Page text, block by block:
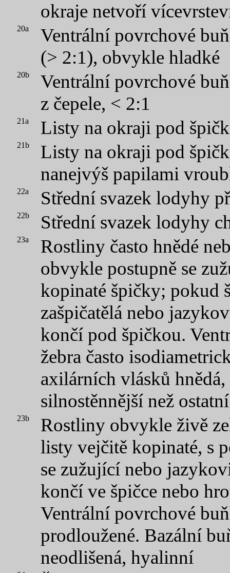
okraje netvoří
20a
Ventrální povrchové
(> 2:1), obvykle hladké
20b
Ventrální povrchové
z čepele, < 2:1
21a Listy na okraji pod
21b
Listy na okraji pod
nanejvýš papilami
22a Střední svazek lodyhy
22b Střední svazek lodyhy
23a
Rostliny často hnědé
obvykle postupně se
kopinaté špičky; pokud
zašpičatělá nebo
končí pod špičkou.
žebra často
axilárních vlásků hnědá,
silnostěnnější než ostatní
23b
Rostliny obvykle živě
listy vejčitě kopinaté, s
se zužující nebo
končí ve špičce nebo
Ventrální povrchové
prodloužené. Bazální
neodlišená, hyalinní